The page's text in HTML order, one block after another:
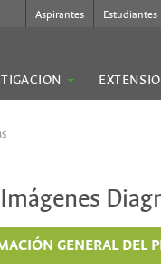
Aspirantes Estudiantes
GENERAL DEL